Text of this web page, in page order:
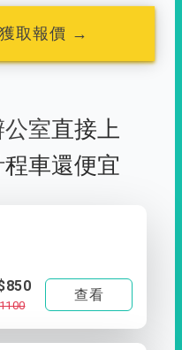
取報價 →
室直接上
車還便宜
查看